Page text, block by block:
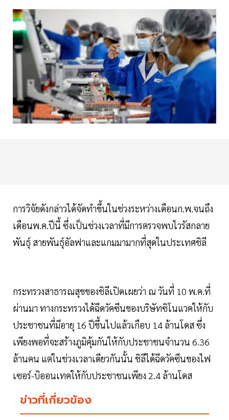
การวิจัยดังกล่าวได้จัดทำขึ้นในช่วงระหว่างเดือนก.พ.จนถึง
เดือนพ.ค.ปีนี้ ซึ่งเป็นช่วงเวลาที่มีการตรวจพบไวรัสกลาย
พันธุ์ สายพันธุ์อัลฟาและแกมมามากที่สุดในประเทศชิลี
กระทรวงสาธารณสุขของชิลีเปิดเผยว่า ณ วันที่ 10 พ.ค.ที่
ผ่านมา ทางกระทรวงได้ฉีดวัคซีนของบริษัทซิโนแวคให้กับ
ประชาชนที่มีอายุ 16 ปีขึ้นไปแล้วเกือบ 14 ล้านโดส ซึ่ง
เพียงพอที่จะสร้างภูมิคุ้มกันให้กับประชาชนจำนวน 6.36
ล้านคน แต่ในช่วงเวลาเดียวกันนั้น ชิลีได้ฉีดวัคซีนของไฟ
เซอร์-บิออนเทคให้กับประชาชนเพียง 2.4 ล้านโดส
ข่าวที่เกี่ยวข้อง